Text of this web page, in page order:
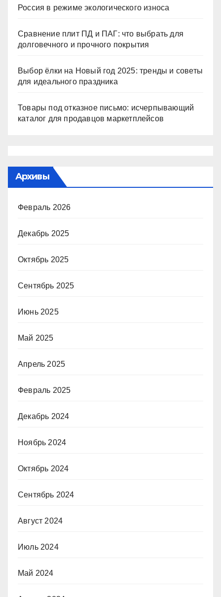
Россия в режиме экологического износа
Сравнение плит ПД и ПАГ: что выбрать для
долговечного и прочного покрытия
Выбор ёлки на Новый год 2025: тренды и советы
для идеального праздника
Товары под отказное письмо: исчерпывающий
каталог для продавцов маркетплейсов
Архивы
Февраль 2026
Декабрь 2025
Октябрь 2025
Сентябрь 2025
Июнь 2025
Май 2025
Апрель 2025
Февраль 2025
Декабрь 2024
Ноябрь 2024
Октябрь 2024
Сентябрь 2024
Август 2024
Июль 2024
Май 2024